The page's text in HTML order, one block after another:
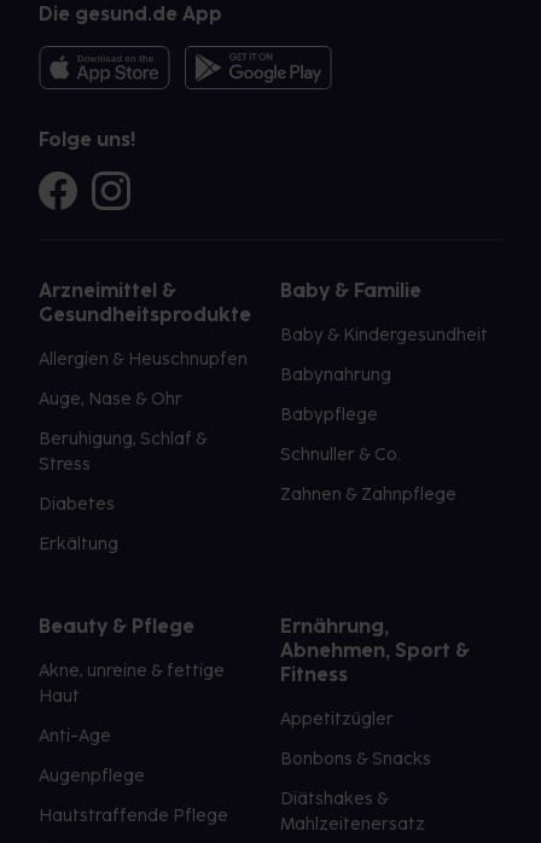
Die gesund.de App
Folge uns!
Arzneimittel &
Gesundheitsprodukte
Allergien & Heuschnupfen
Auge, Nase & Ohr
Beruhigung, Schlaf &
Stress
Diabetes
Erkältung
Baby & Familie
Baby & Kindergesundheit
Babynahrung
Babypflege
Schnuller & Co.
Zahnen & Zahnpflege
Beauty & Pflege
Akne, unreine & fettige
Haut
Anti-Age
Augenpflege
Hautstraffende Pflege
Ernährung,
Abnehmen, Sport &
Fitness
Appetitzügler
Bonbons & Snacks
Diätshakes &
Mahlzeitenersatz